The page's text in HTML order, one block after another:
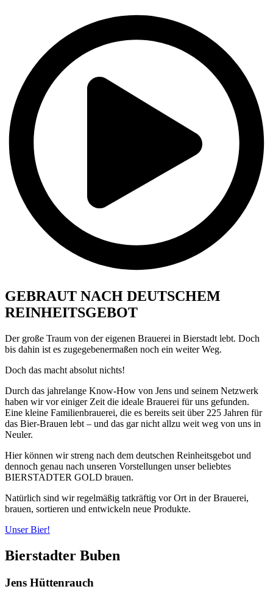
GEBRAUT NACH DEUTSCHEM
REINHEITSGEBOT
Der große Traum von der eigenen Brauerei in Bierstadt lebt. Doch
bis dahin ist es zugegebenermaßen noch ein weiter Weg.
Doch das macht absolut nichts!
Durch das jahrelange Know-How von Jens und seinem Netzwerk
haben wir vor einiger Zeit die ideale Brauerei für uns gefunden.
Eine kleine Familienbrauerei, die es bereits seit über 225 Jahren für
das Bier-Brauen lebt – und das gar nicht allzu weit weg von uns in
Neuler.
Hier können wir streng nach dem deutschen Reinheitsgebot und
dennoch genau nach unseren Vorstellungen unser beliebtes
BIERSTADTER GOLD brauen.
Natürlich sind wir regelmäßig tatkräftig vor Ort in der Brauerei,
brauen, sortieren und entwickeln neue Produkte.
Unser Bier!
Bierstadter Buben
Jens Hüttenrauch